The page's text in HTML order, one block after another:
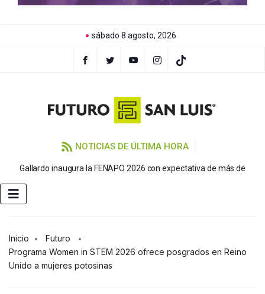
sábado 8 agosto, 2026
NOTICIAS DE ÚLTIMA HORA
Gallardo inaugura la FENAPO 2026 con expectativa de más de
Inicio
Futuro
Programa Women in STEM 2026 ofrece posgrados en Reino
Unido a mujeres potosinas